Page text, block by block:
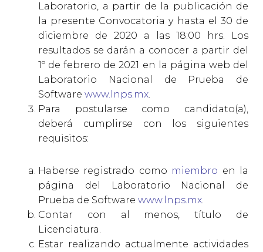
Laboratorio, a partir de la publicación de
la presente Convocatoria y hasta el 30 de
diciembre de 2020 a las 18:00 hrs. Los
resultados se darán a conocer a partir del
1º de febrero de 2021 en la página web del
Laboratorio Nacional de Prueba de
Software www.lnps.mx.
Para postularse como candidato(a),
deberá cumplirse con los siguientes
requisitos:
Haberse registrado como miembro en la
página del Laboratorio Nacional de
Prueba de Software www.lnps.mx.
Contar con al menos, título de
Licenciatura.
Estar realizando actualmente actividades